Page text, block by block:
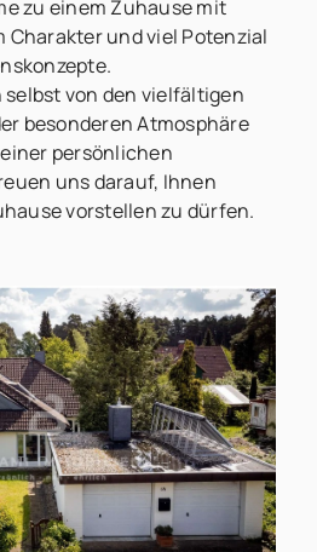
zu einem Zuhause mit
und viel Potenzial
selbst von den vielfältigen
besonderen Atmosphäre
persönlichen
uns darauf, Ihnen
vorstellen zu dürfen.